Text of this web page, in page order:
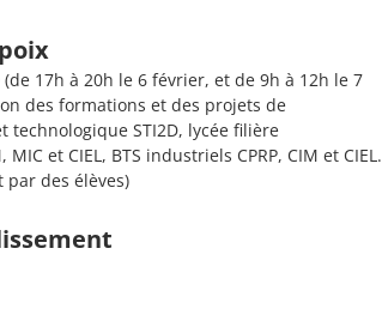
17h à 20h le 6 février, et de 9h à 12h le 7
des formations et des projets de
technologique STI2D, lycée filière
et CIEL, BTS industriels CPRP, CIM et CIEL.
des élèves)